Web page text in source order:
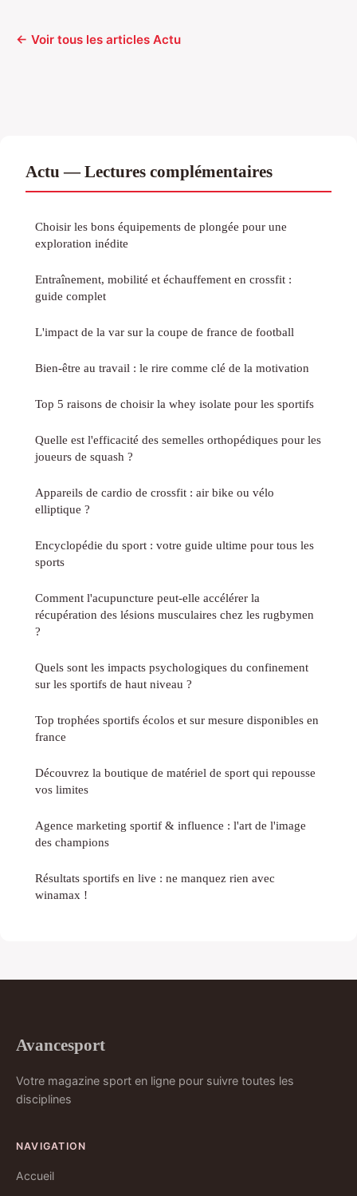
← Voir tous les articles Actu
Actu — Lectures complémentaires
Choisir les bons équipements de plongée pour une
exploration inédite
Entraînement, mobilité et échauffement en crossfit :
guide complet
L'impact de la var sur la coupe de france de football
Bien-être au travail : le rire comme clé de la motivation
Top 5 raisons de choisir la whey isolate pour les sportifs
Quelle est l'efficacité des semelles orthopédiques pour les
joueurs de squash ?
Appareils de cardio de crossfit : air bike ou vélo
elliptique ?
Encyclopédie du sport : votre guide ultime pour tous les
sports
Comment l'acupuncture peut-elle accélérer la
récupération des lésions musculaires chez les rugbymen
?
Quels sont les impacts psychologiques du confinement
sur les sportifs de haut niveau ?
Top trophées sportifs écolos et sur mesure disponibles en
france
Découvrez la boutique de matériel de sport qui repousse
vos limites
Agence marketing sportif & influence : l'art de l'image
des champions
Résultats sportifs en live : ne manquez rien avec
winamax !
Avancesport
Votre magazine sport en ligne pour suivre toutes les
disciplines
NAVIGATION
Accueil